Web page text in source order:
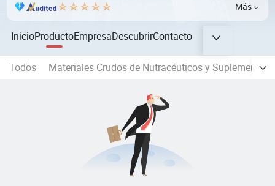
Más
InicioProductoEmpresaDescubrirContacto
Todos Materiales Crudos de Nutracéuticos y Suplementos